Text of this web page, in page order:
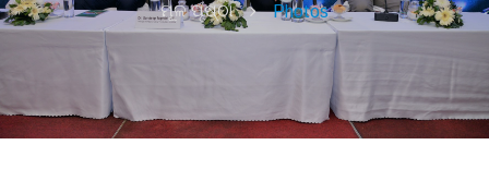
ମୂଳ ପୃଷ୍ଠା Photos